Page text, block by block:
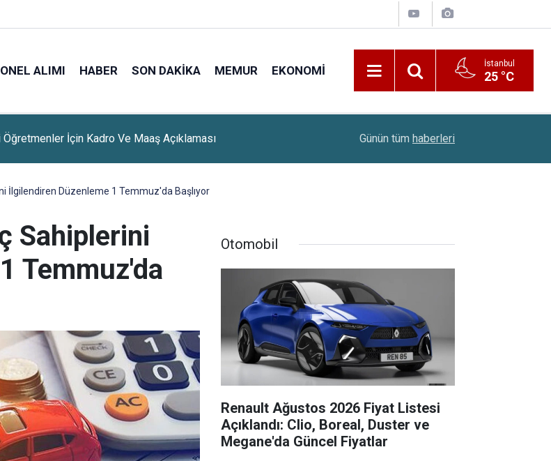
ALIMI HABER SON DAKIKA MEMUR EKONOMI İstanbul
25 °C
İçin Kadro Ve Maaş Açıklaması Günün tüm haberleri
İlgilendiren Düzenleme 1 Temmuz'da Başlıyor
Sahiplerini
Temmuz'da
Otomobil
Renault Ağustos 2026 Fiyat Listesi
Açıklandı: Clio, Boreal, Duster ve
Megane'da Güncel Fiyatlar